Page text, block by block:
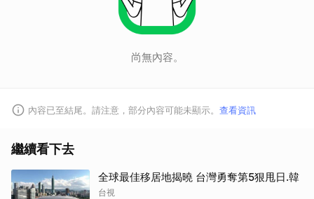
尚無內容。
內容已至結尾。請注意，部分內容可能未顯示。 查看資訊
繼續看下去
全球最佳移居地揭曉 台灣勇奪第5狠甩日.韓
台視